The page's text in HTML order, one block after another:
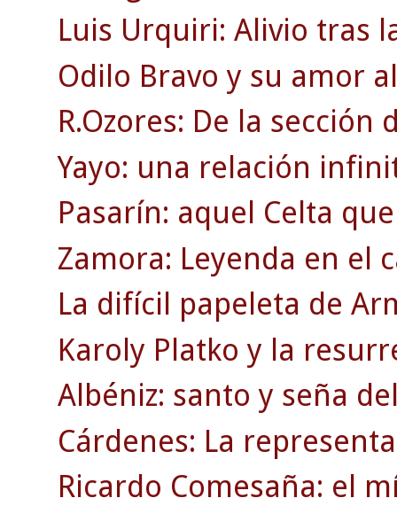
Luis Urquiri: Alivio tras
Odilo Bravo y su amor
R.Ozores: De la
Yayo: una relación
Pasarín: aquel Celta
Zamora: Leyenda en el
La difícil papeleta de
Karoly Platko y la
Albéniz: santo y seña
Cárdenes: La
Ricardo Comesaña: el